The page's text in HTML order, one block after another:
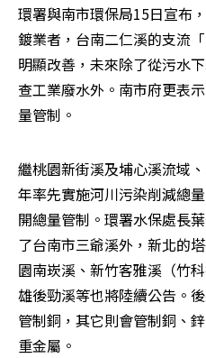
環署與南市環保局15日宣布
鍍業者，台南二仁溪的支流
明顯改善，未來除了從污水
查工業廢水外。南市府更表
量管制。
繼桃園新街溪及埔心溪流域
年率先實施河川污染削減總
開總量管制。環署水保處長
了台南市三爺溪外，新北的
園南崁溪、新竹客雅溪（竹
雄後勁溪等也將陸續公告。
管制銅，其它則會管制銅、
重金屬。